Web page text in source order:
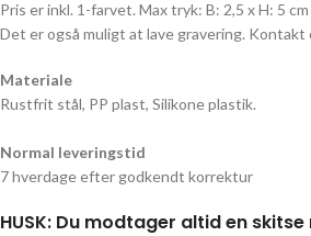
Pris er inkl. 1-farvet. Max tryk: B: 2,5 x H: 5 cm
Det er også muligt at lave gravering.
Materiale
Rustfrit stål, PP plast, Silikone plastik.
Normal leveringstid
7 hverdage efter godkendt korrektur
HUSK: Du modtager altid en